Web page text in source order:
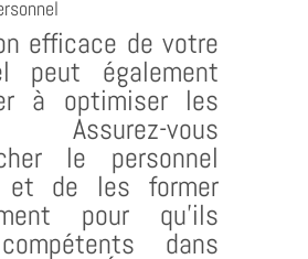
efficace de votre
peut également
à optimiser les
vous
le personnel
et de les former
pour qu’ils
dans